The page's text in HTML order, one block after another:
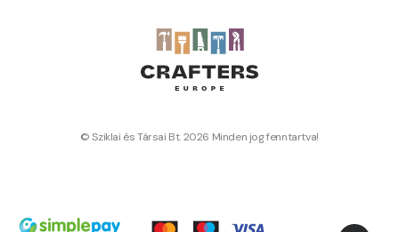
© Sziklai és Társai Bt. 2026 Minden jog fenntartva!